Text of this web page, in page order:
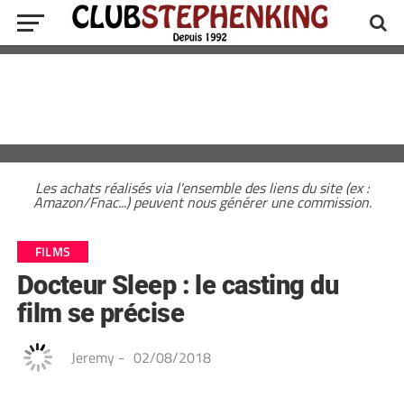
Les achats réalisés via l'ensemble des liens du site (ex :
Amazon/Fnac...) peuvent nous générer une commission.
FILMS
Docteur Sleep : le casting du
film se précise
Jeremy - 02/08/2018